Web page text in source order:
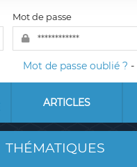
Mot de passe
Mot de passe oublié ? -
ARTICLES
THÉMATIQUES